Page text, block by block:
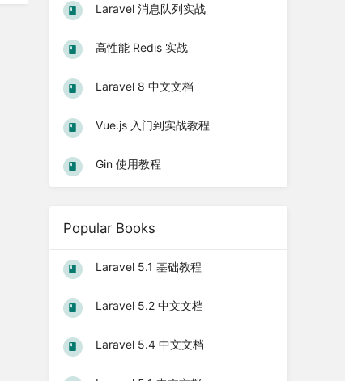
Laravel 消息队列实战
高性能 Redis 实战
Laravel 8 中文文档
Vue.js 入门到实战教程
Gin 使用教程
Popular Books
Laravel 5.1 基础教程
Laravel 5.2 中文文档
Laravel 5.4 中文文档